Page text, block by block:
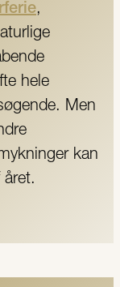
,
hele
Men
kan